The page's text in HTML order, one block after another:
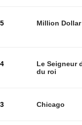
Million
Le Seigneur
du roi
Chicago